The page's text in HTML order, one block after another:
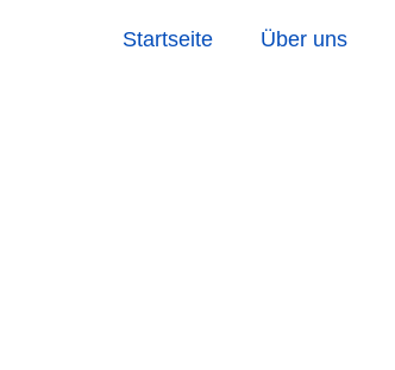
Startseite Über uns